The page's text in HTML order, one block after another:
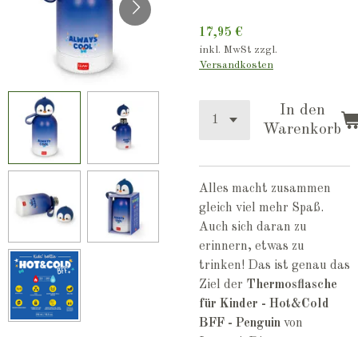
17,95 €
inkl. MwSt zzgl.
Versandkosten
In den
Warenkorb
Alles macht zusammen
gleich viel mehr Spaß.
Auch sich daran zu
erinnern, etwas zu
trinken! Das ist genau das
Ziel der Thermosflasche
für Kinder - Hot&Cold
BFF - Penguin von